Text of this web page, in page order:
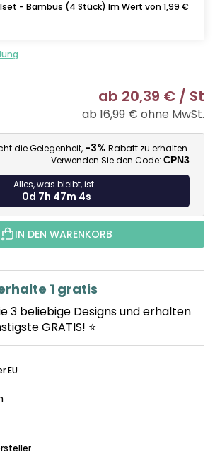
- Bambus (4 Stück) Im Wert von 1,99 €
ab 20,39 € / St
ab 16,99 € ohne MwSt.
die Gelegenheit, -3% Rabatt zu erhalten.
Verwenden Sie den Code: CPN3
Alles, was bleibt, ist...
0d 7h 47m 4s
IN DEN WARENKORB
1 gratis
3 beliebige Designs und erhalten
GRATIS! ⭐
EU